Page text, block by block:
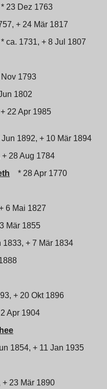
* 23 Dez 1763
+ 24 Mär 1817
* ca. 1731, + 8 Jul 1807
1793
1802
22 Apr 1985
Jun 1892, + 10 Mär 1894
28 Aug 1784
* 28 Apr 1770
6 Mai 1827
Mär 1855
1833, + 7 Mär 1834
+ 20 Okt 1896
Apr 1904
1854, + 11 Jan 1935
23 Mär 1890